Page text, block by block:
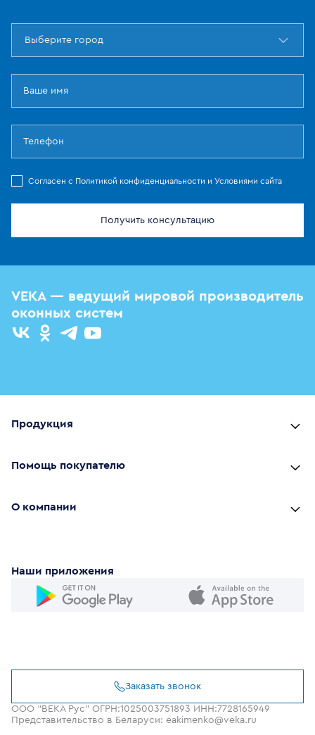
Выберите город
Cогласен с Политикой конфиденциальности и Условиями сайта
Получить консультацию
VEKA — ведущий мировой производитель
оконных систем
Продукция
Помощь покупателю
О компании
Наши приложения
Заказать звонок
ООО “ВЕКА Рус” ОГРН:1025003751893 ИНН:7728165949
Представительство в Беларуси: eakimenko@veka.ru